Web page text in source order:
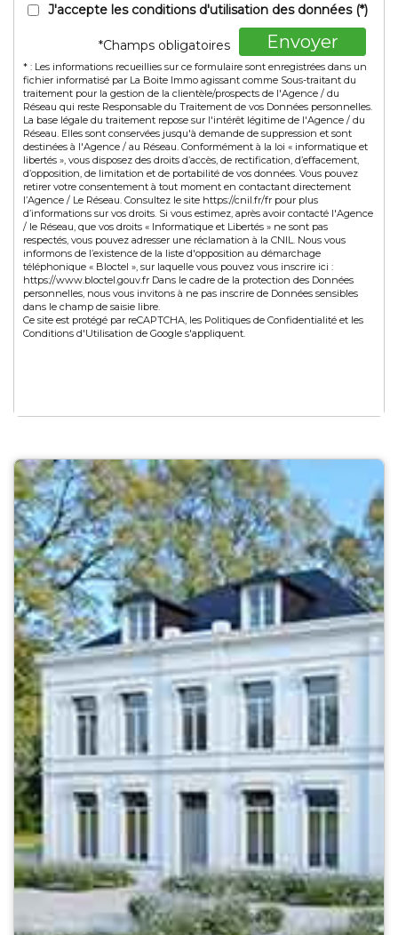
J'accepte les conditions d'utilisation des données (*)
Envoyer
*Champs obligatoires
* : Les informations recueillies sur ce formulaire sont enregistrées dans un
fichier informatisé par La Boite Immo agissant comme Sous-traitant du
traitement pour la gestion de la clientèle/prospects de l'Agence / du
Réseau qui reste Responsable du Traitement de vos Données personnelles.
La base légale du traitement repose sur l'intérêt légitime de l'Agence / du
Réseau. Elles sont conservées jusqu'à demande de suppression et sont
destinées à l'Agence / au Réseau. Conformément à la loi « informatique et
libertés », vous disposez des droits d’accès, de rectification, d’effacement,
d’opposition, de limitation et de portabilité de vos données. Vous pouvez
retirer votre consentement à tout moment en contactant directement
l’Agence / Le Réseau. Consultez le site https://cnil.fr/fr pour plus
d’informations sur vos droits. Si vous estimez, après avoir contacté l'Agence
/ le Réseau, que vos droits « Informatique et Libertés » ne sont pas
respectés, vous pouvez adresser une réclamation à la CNIL. Nous vous
informons de l’existence de la liste d'opposition au démarchage
téléphonique « Bloctel », sur laquelle vous pouvez vous inscrire ici :
https://www.bloctel.gouv.fr Dans le cadre de la protection des Données
personnelles, nous vous invitons à ne pas inscrire de Données sensibles
dans le champ de saisie libre.
Ce site est protégé par reCAPTCHA, les Politiques de Confidentialité et les
Conditions d'Utilisation de Google s'appliquent.